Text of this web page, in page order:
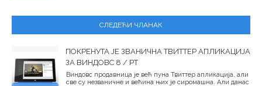
СЛЕДЕЋИ ЧЛАНАК
ПОКРЕНУТА ЈЕ ЗВАНИЧНА ТВИТТЕР АПЛИКАЦИЈА
ЗА ВИНДОВС 8 / РТ
Виндовс продавница је већ пуна Твиттер апликација, али
све су незваничне и већина њих је сиромашна. Али данас